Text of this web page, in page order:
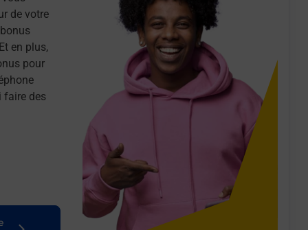
de votre
en plus,
pour
faire des